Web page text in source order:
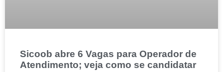
Sicoob abre 6 Vagas para Operador de
Atendimento; veja como se candidatar